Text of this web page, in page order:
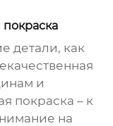
детали, как
и
покраска – к
на